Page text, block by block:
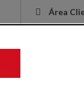
Área